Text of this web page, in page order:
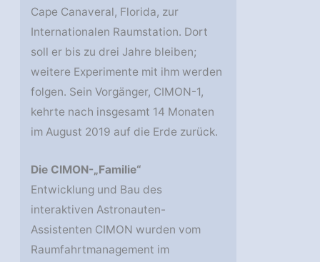
Cape Canaveral, Florida, zur
Internationalen Raumstation. Dort
soll er bis zu drei Jahre bleiben;
weitere Experimente mit ihm werden
folgen. Sein Vorgänger, CIMON-1,
kehrte nach insgesamt 14 Monaten
im August 2019 auf die Erde zurück.
Die CIMON-„Familie“
Entwicklung und Bau des
interaktiven Astronauten-
Assistenten CIMON wurden vom
Raumfahrtmanagement im